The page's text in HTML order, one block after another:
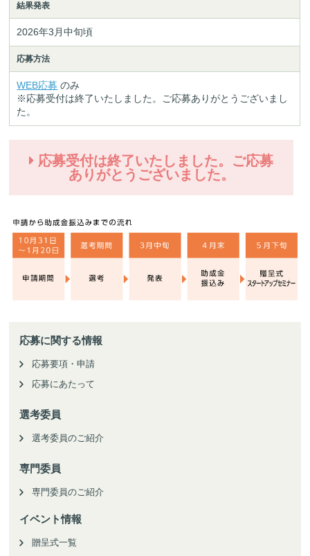
結果発表
2026年3月中旬頃
応募方法
WEB応募 のみ
※応募受付は終了いたしました。ご応募ありがとうございまし
た。
応募受付は終了いたしました。ご応募
ありがとうございました。
応募に関する情報
応募要項・申請
応募にあたって
選考委員
選考委員のご紹介
専門委員
専門委員のご紹介
イベント情報
贈呈式一覧